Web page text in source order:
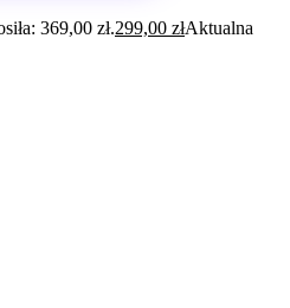
369,00 zł.299,00 złAktualna